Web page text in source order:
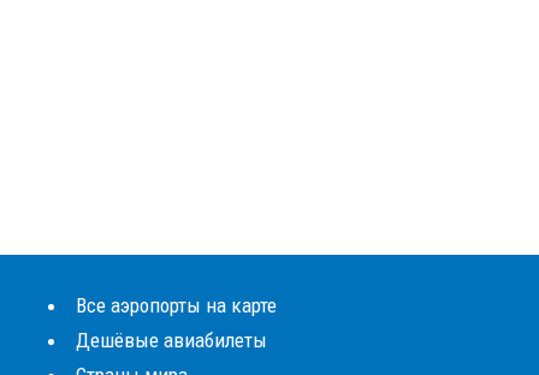
Все аэропорты на карте
Дешёвые авиабилеты